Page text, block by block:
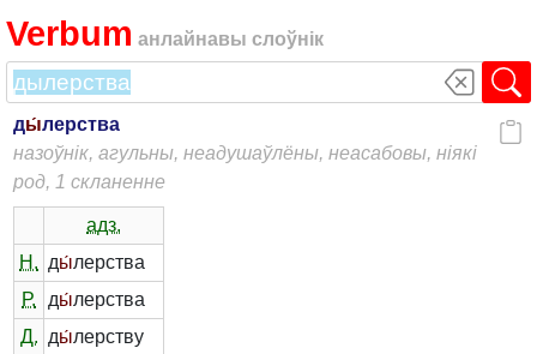
Verbum анлайнавы слоўнік
ды́лерства
назоўнік, агульны, неадушаўлёны, неасабовы, ніякі
род, 1 скланенне
адз.
Н. ды́лерства
Р.
ды́лерства
Д. ды́лерству